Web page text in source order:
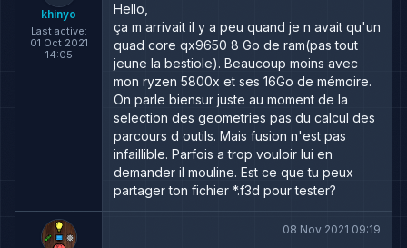
khinyo
Last active:
01 Oct 2021
14:05
Hello,
ça m arrivait il y a peu quand je n avait qu'un
quad core qx9650 8 Go de ram(pas tout
jeune la bestiole). Beaucoup moins avec
mon ryzen 5800x et ses 16Go de mémoire.
On parle biensur juste au moment de la
selection des geometries pas du calcul des
parcours d outils. Mais fusion n'est pas
infaillible. Parfois a trop vouloir lui en
demander il mouline. Est ce que tu peux
partager ton fichier *.f3d pour tester?
08 Nov 2021 09:19